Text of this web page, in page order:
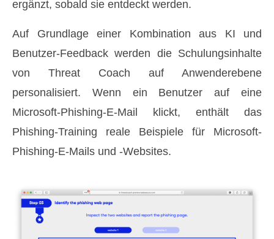
ergänzt, sobald sie entdeckt werden.
Auf Grundlage einer Kombination aus KI und
Benutzer-Feedback werden die Schulungsinhalte
von Threat Coach auf Anwenderebene
personalisiert. Wenn ein Benutzer auf eine
Microsoft-Phishing-E-Mail klickt, enthält das
Phishing-Training reale Beispiele für Microsoft-
Phishing-E-Mails und -Websites.